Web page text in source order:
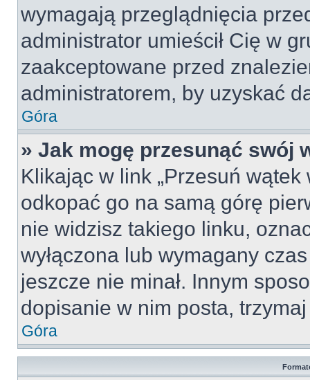
wymagają przeglądnięcia
administrator umieścił Cię w
zaakceptowane przed
administratorem, by uzyskać
Góra
» Jak mogę przesunąć swój
Klikając w link „Przesuń
odkopać go na samą górę
nie widzisz takiego linku,
wyłączona lub wymagany
jeszcze nie minał. Innym
dopisanie w nim posta,
Góra